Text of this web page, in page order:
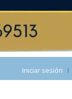
Iniciar sesión